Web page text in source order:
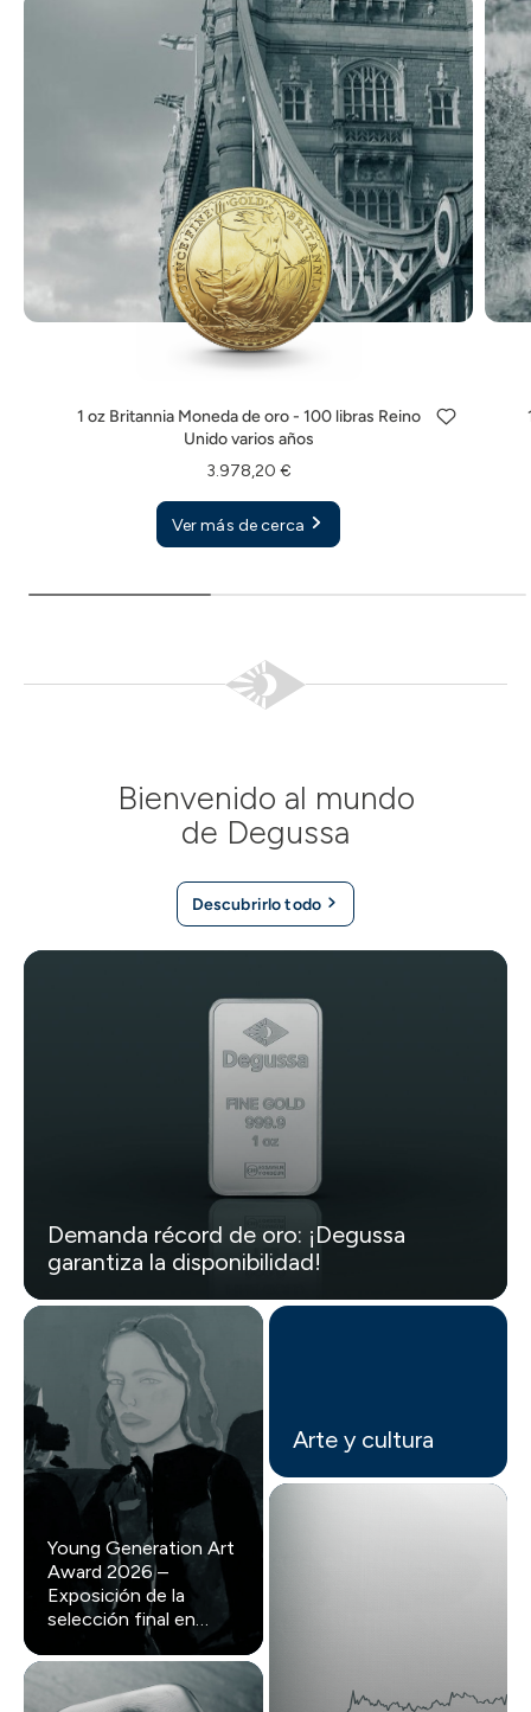
1 oz Britannia Moneda de oro - 100 libras Reino
Unido varios años
3.978,20 €
Ver más de cerca
Bienvenido al mundo
de Degussa
Descubrirlo todo
Demanda récord de oro: ¡Degussa
garantiza la disponibilidad!
Young Generation Art
Award 2026 –
Exposición de la
selección final en
Gendarmenmarkt
Arte y cultura